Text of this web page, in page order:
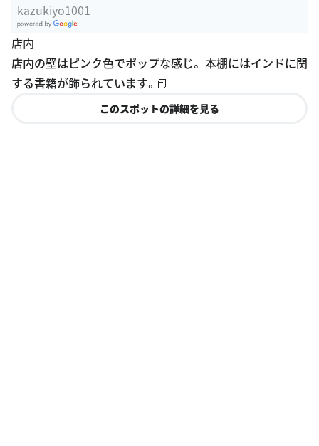
kazukiyo1001
oogle Plac
es
店内
店内の壁はピンク色でポップな感じ。 本棚にはインドに関
する書籍が飾られています。📕
このスポットの詳細を見る